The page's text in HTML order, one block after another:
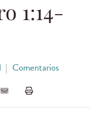
1:14-
| Comentarios